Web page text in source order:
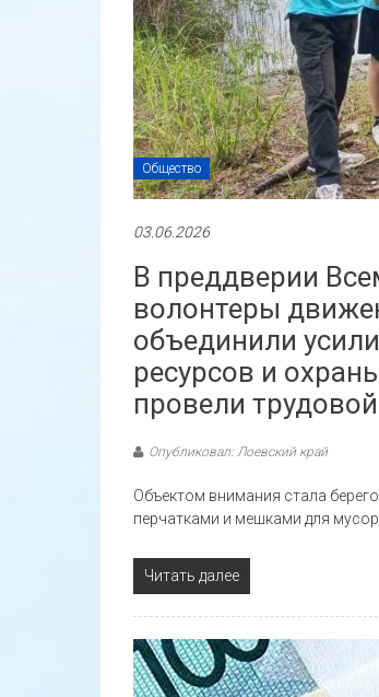
Общество
03.06.2026
В преддверии
волонтеры
объединили
ресурсов и
провели
Опубликовал: Лоевский край
Объектом внимания стала
перчатками и мешками для
Читать далее